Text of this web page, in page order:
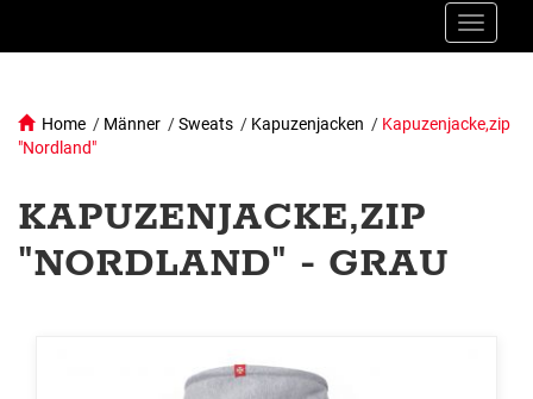
Toggle
Home / Männer /Sweats / Kapuzenjacken / Kapuzenjacke,zip
"Nordland"
KAPUZENJACKE,ZIP
"NORDLAND" - GRAU